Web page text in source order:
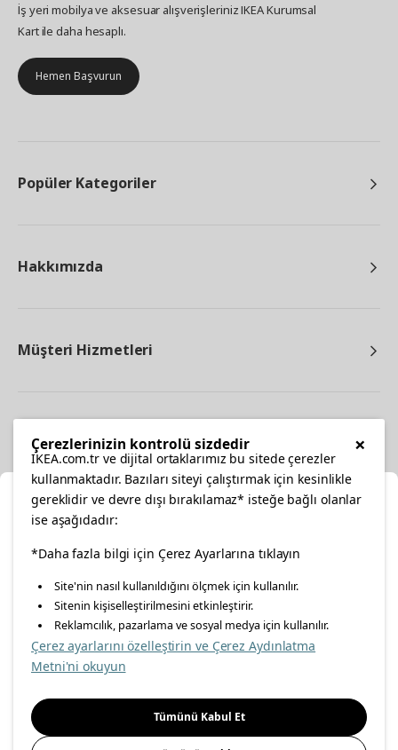
İş yeri mobilya ve aksesuar alışverişleriniz IKEA Kurumsal
Kart ile daha hesaplı.
Hemen Başvurun
Popüler Kategoriler
Hakkımızda
Müşteri Hizmetleri
facebooktwitterinstagrampinterestyoutube
linkedin
Enerji Politikası Bilgi Güvenliği Politikası
Gıda Güvenliği Politikası
Önemli Bilgilendirme İnternet Sitesi Gizlilik Politikası
Konumunuzu Seçin
İnternetten vereceğiniz siparişlerinizde size özel hizmet ve
içerikleri görebilmek için lütfen konumuzu seçin.
İl seçiniz
Seçiniz
×
Çerezlerinizin kontrolü sizdedir
IKEA.com.tr ve dijital ortaklarımız bu sitede çerezler
kullanmaktadır. Bazıları siteyi çalıştırmak için kesinlikle
gereklidir ve devre dışı bırakılamaz* isteğe bağlı olanlar
ise aşağıdadır:
*Daha fazla bilgi için Çerez Ayarlarına tıklayın
Site'nin nasıl kullanıldığını ölçmek için kullanılır.
Sitenin kişiselleştirilmesini etkinleştirir.
Reklamcılık, pazarlama ve sosyal medya için kullanılır.
Çerez ayarlarını özelleştirin ve Çerez Aydınlatma
Metni'ni okuyun
Tümünü Kabul Et